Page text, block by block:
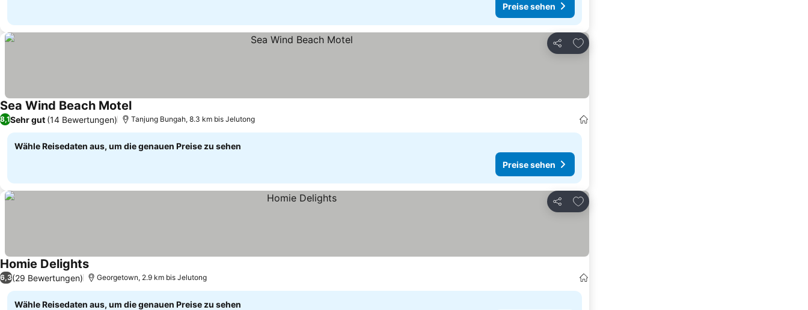
Preise sehen
Teilen
Zu Favoriten hinzufügen
Sea Wind Beach MotelPreise sehen
8,1Sehr gut (14 Bewertungen) Tanjung Bungah, 8.3 km bis Jelutong
Wähle Reisedaten aus, um die genauen Preise zu sehen
Preise sehen
Teilen
Zu Favoriten hinzufügen
Homie DelightsPreise sehen
6,3(29 Bewertungen) Georgetown, 2.9 km bis Jelutong
Wähle Reisedaten aus, um die genauen Preise zu sehen